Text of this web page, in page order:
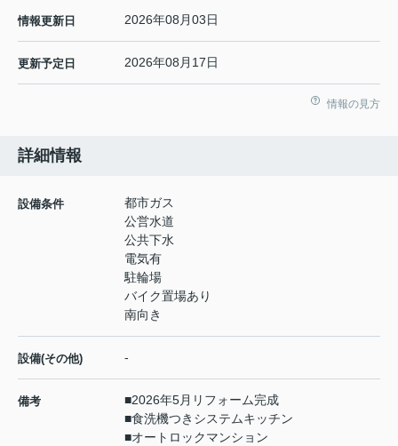
情報更新日 2026年08月03日
更新予定日 2026年08月17日
情報の見方
詳細情報
設備条件
都市ガス
公営水道
公共下水
電気有
駐輪場
バイク置場あり
南向き
設備(その他) -
備考
■2026年5月リフォーム完成
■食洗機つきシステムキッチン
■オートロックマンション